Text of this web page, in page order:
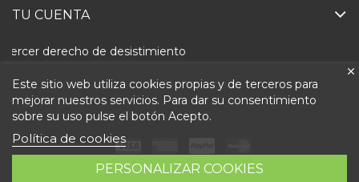
Este sitio web utiliza cookies propias y de terceros para
mejorar nuestros servicios. Para dar su consentimiento
sobre su uso pulse el botón Acepto.
Política de cookies
PERSONALIZAR COOKIES
TU CUENTA
Ejercer derecho de desistimiento